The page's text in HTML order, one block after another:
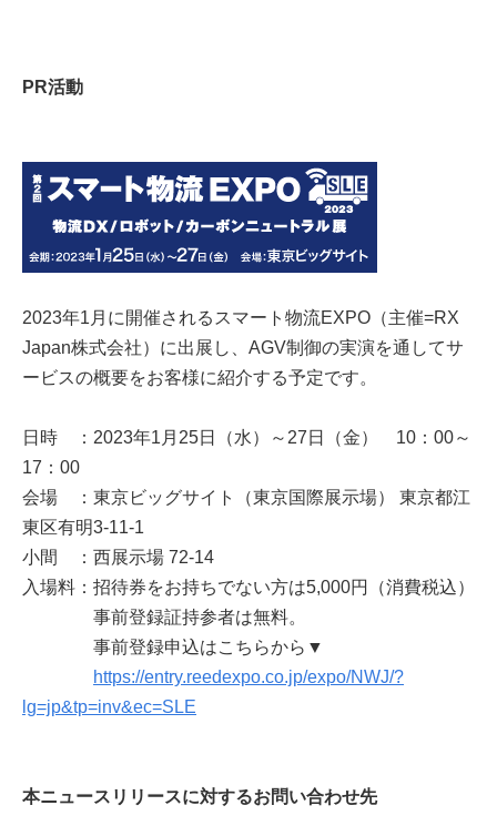
PR活動
2023年1月に開催されるスマート物流EXPO（主催=RX
Japan株式会社）に出展し、AGV制御の実演を通してサ
ービスの概要をお客様に紹介する予定です。
日時 ：2023年1月25日（水）～27日（金） 10：00～
17：00
会場 ：東京ビッグサイト（東京国際展示場） 東京都江
東区有明3-11-1
小間 ：西展示場 72-14
入場料：招待券をお持ちでない方は5,000円（消費税込）
事前登録証持参者は無料。
事前登録申込はこちらから▼
https://entry.reedexpo.co.jp/expo/NWJ/?
lg=jp&tp=inv&ec=SLE
本ニュースリリースに対するお問い合わせ先